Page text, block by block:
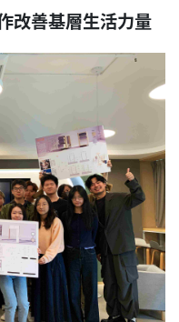
改善基層生活力量